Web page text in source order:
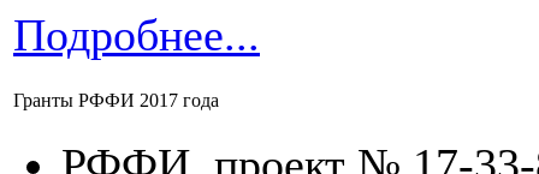
Подробнее...
Гранты РФФИ 2017 года